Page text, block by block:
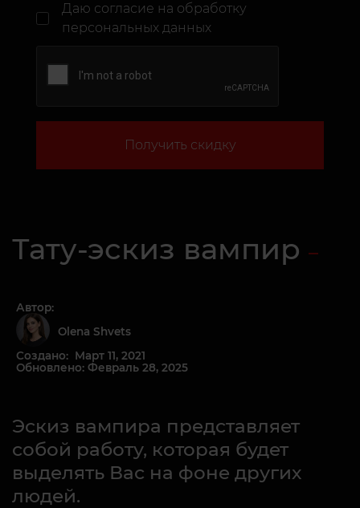
Даю согласие на обработку
персональных данных
Получить скидку
Тату-эскиз вампир
Автор:
Olena Shvets
Создано: Март 11, 2021
Обновлено: Февраль 28, 2025
Эскиз вампира представляет
собой работу, которая будет
выделять Вас на фоне других
людей.